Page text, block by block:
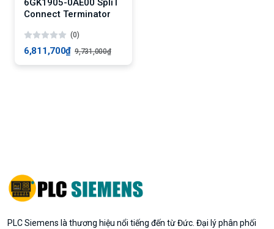
6GK1905-0AE00 SpliT
Connect Terminator
(0)
6,811,700₫ 9,731,000₫
PLC Siemens là thương hiệu nổi tiếng đến từ Đức. Đại lý phân phối